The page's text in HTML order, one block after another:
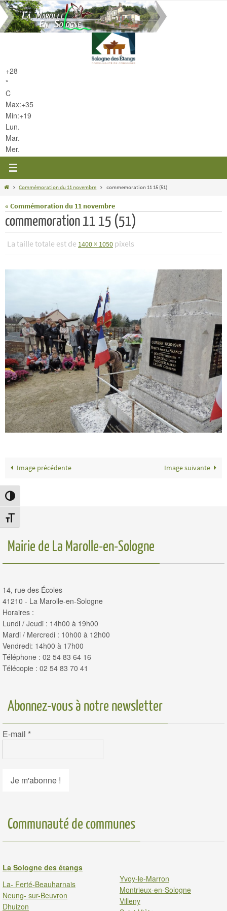
Passer en contraste élevé
Changer la taille de la police
Passer
vers
le
+28
°
C
Max:+35
Min:+19
Lun.
Mar.
Mer.
HomeCommémoration du 11 novembre commemoration 11 15 (51)
« Commémoration du 11 novembre
commemoration 11 15 (51)
La taille totale est de 1400 × 1050 pixels
Image précédente Image suivante
Mairie de La Marolle-en-Sologne
14, rue des Écoles
41210 - La Marolle-en-Sologne
Horaires :
Lundi / Jeudi : 14h00 à 19h00
Mardi / Mercredi : 10h00 à 12h00
Vendredi: 14h00 à 17h00
Téléphone : 02 54 83 64 16
Télécopie : 02 54 83 70 41
Abonnez-vous à notre newsletter
E-mail *
Communauté de communes
La Sologne des étangs
La- Ferté-Beauharnais
Neung- sur-Beuvron
Dhuizon
Yvoy-le-Marron
Montrieux-en-Sologne
Villeny